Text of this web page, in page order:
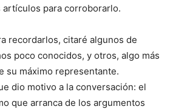
para corroborarlo.
recordarlos, citaré algunos de
poco conocidos, y otros, algo más
su máximo representante.
dio motivo a la conversación: el
que arranca de los argumentos